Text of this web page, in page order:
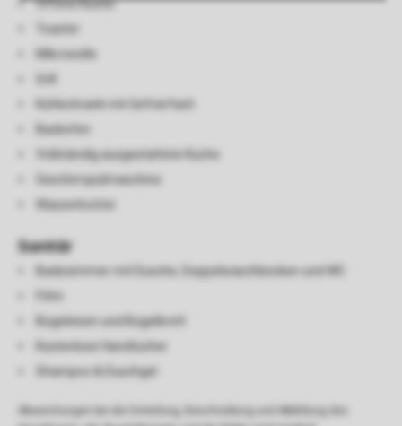
Offene Küche
Toaster
Mikrowelle
Kühlschrank mit Gefrierfach
Backofen
Vollständig ausgestattete Küche
Geschirrspülmaschine
Wasserkocher
Sanitär
Badezimmer mit Dusche, Doppelwaschbecken und WC
Bügeleisen und Bügelbrett
Kostenlose Handtücher
Shampoo & Duschgel